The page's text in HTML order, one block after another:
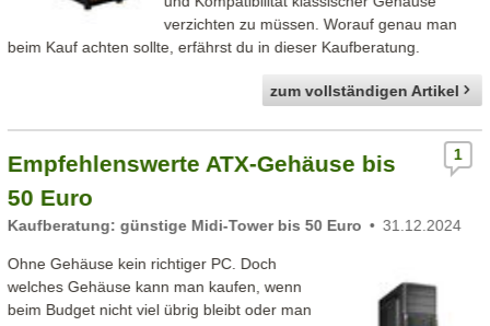
verzichten zu müssen. Worauf genau man
beim Kauf achten sollte, erfährst du in dieser Kaufberatung.
zum vollständigen Artikel
Empfehlenswerte ATX-Gehäuse bis
50 Euro
Kaufberatung: günstige Midi-Tower bis 50 Euro 31.12.2024
1
Ohne Gehäuse kein richtiger PC. Doch
welches Gehäuse kann man kaufen, wenn
beim Budget nicht viel übrig bleibt oder man